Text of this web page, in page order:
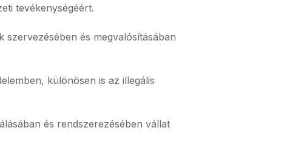
tevékenységéért.
és megvalósításában
különösen is az illegális
és rendszerezésében vállat